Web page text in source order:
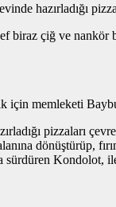
hazırladığı
biraz çiğ ve
için memleketi
pizzaları
dönüştürüp,
sürdüren